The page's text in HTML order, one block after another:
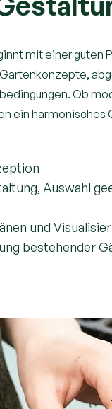
mit einer guten
Ob
ein
Auswahl
und
bestehender